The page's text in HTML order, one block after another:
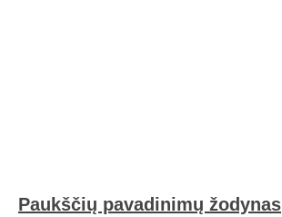
Paukščių pavadinimų žodynas